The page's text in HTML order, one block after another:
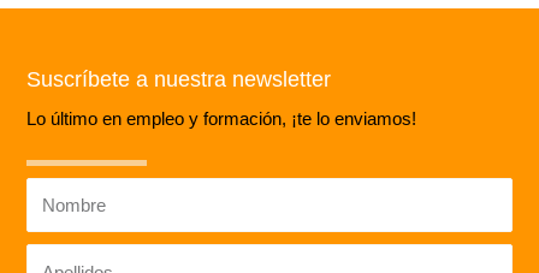
Suscríbete a nuestra newsletter
Lo último en empleo y formación, ¡te lo enviamos!